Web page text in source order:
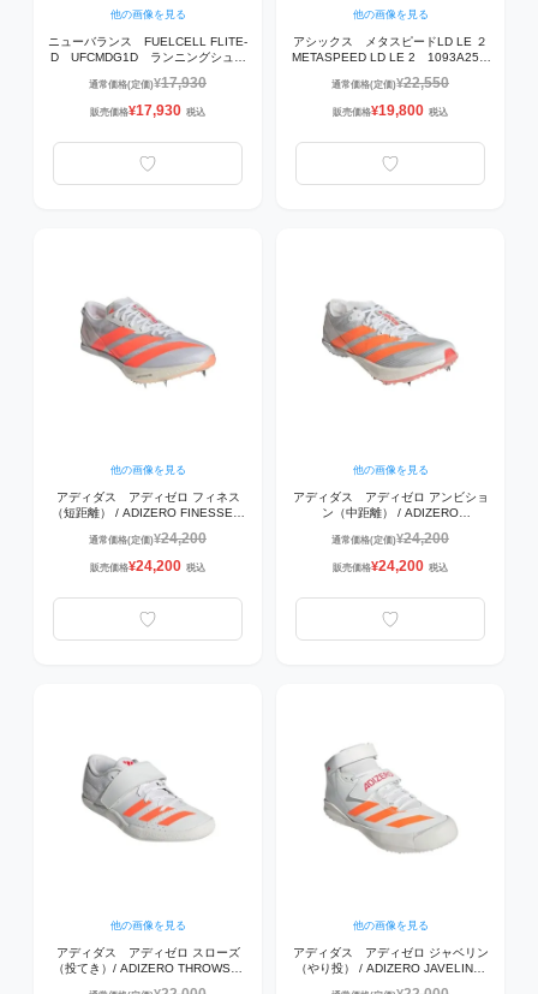
他の画像を見る
ニューバランス FUELCELL FLITE-
D UFCMDG1D ランニングシュー
BOYSENBERRY and Black 【中・
長距離400m～5000m】
通常価格(定価)¥17,930
販売価格¥17,930 税込
他の画像を見る
アシックス メタスピードLD LE ２
METASPEED LD LE 2 1093A255-
WHITE/COBALT
BURST【3000m~10000m】
通常価格(定価)¥22,550
販売価格¥19,800 税込
他の画像を見る
アディダス アディゼロ フィネス
（短距離） / ADIZERO FINESSE
ﾙｼｯﾄﾞｵﾚﾝｼﾞ/ﾙｼｯﾄﾞﾚｯﾄﾞ
通常価格(定価)¥24,200
販売価格¥24,200 税込
他の画像を見る
アディダス アディゼロ アンビショ
ン（中距離） / ADIZERO
ク ﾌｯﾄｳｪｱﾎﾜｲﾄ/ﾙｼｯﾄﾞｵﾚﾝｼﾞ/ﾙｼｯﾄﾞﾚｯ
ﾄﾞ
通常価格(定価)¥24,200
販売価格¥24,200 税込
他の画像を見る
アディダス アディゼロ スローズ
（投てき）/ ADIZERO THROWS
他の画像を見る
アディダス アディゼロ ジャベリン
（やり投） / ADIZERO JAVELIN